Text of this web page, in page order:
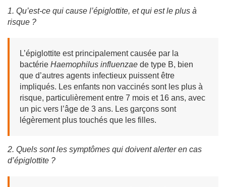
1. Qu’est-ce qui cause l’épiglottite, et qui est le plus à
risque ?
L’épiglottite est principalement causée par la
bactérie Haemophilus influenzae de type B, bien
que d’autres agents infectieux puissent être
impliqués. Les enfants non vaccinés sont les plus à
risque, particulièrement entre 7 mois et 16 ans, avec
un pic vers l’âge de 3 ans. Les garçons sont
légèrement plus touchés que les filles.
2. Quels sont les symptômes qui doivent alerter en cas
d’épiglottite ?